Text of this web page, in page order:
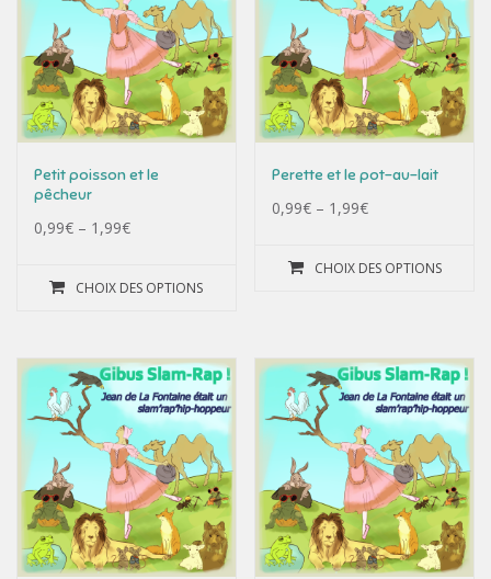
Petit poisson et le
pêcheur
0,99€ – 1,99€
CHOIX DES OPTIONS
Perette et le pot-au-lait
0,99€ – 1,99€
CHOIX DES OPTIONS